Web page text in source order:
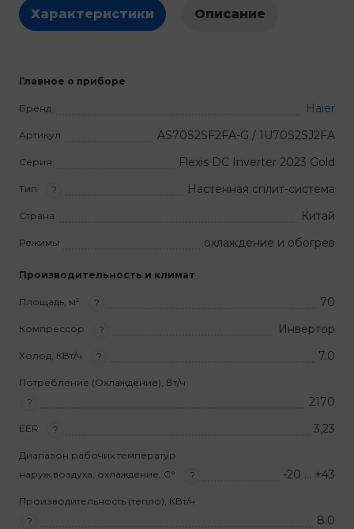
Характеристики Описание
Главное о приборе
Бренд Haier
Артикул AS70S2SF2FA-G / 1U70S2SJ2FA
Серия Flexis DC Inverter 2023 Gold
Тип ? Настенная сплит-система
Страна Китай
Режимы охлаждение и обогрев
Производительность и климат
Площадь, м² ? 70
Компрессор ? Инвертор
Холод, КВт/ч ? 7.0
Потребление (Охлаждение), Вт/ч
?
2170
EER ? 3,23
Диапазон рабочих температур
наруж.воздуха, охлаждение, С°
? -20 … +43
Производительность (тепло), КВт/ч
?
8.0